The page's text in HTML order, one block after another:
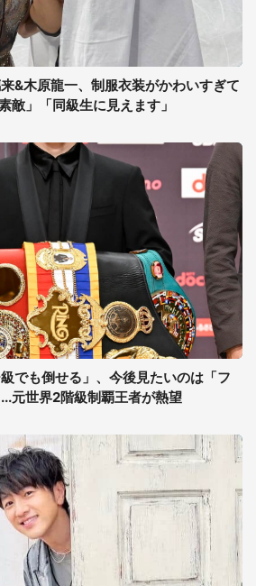
&木原龍一、制服衣装がかわいすぎて
敵」「同級生に見えます」
でも倒せる」、今後見たいのは「フ
元世界2階級制覇王者が熱望